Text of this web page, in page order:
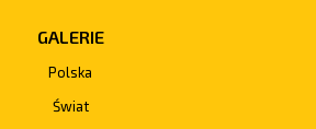
GALERIE
Polska
Świat